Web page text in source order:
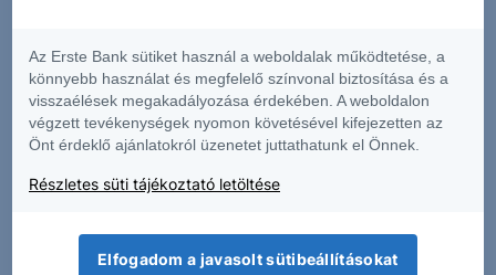
Forintgyengülés: EUR/HUF -
2026/54 - napi
Az elmúlt időszakban a várt esés nem érkezett meg,
az esés utáni emelkedésre vonatkozó elsődleges
további éles...
Az Erste Bank sütiket használ a weboldalak működtetése, a
könnyebb használat és megfelelő színvonal biztosítása és a
visszaélések megakadályozása érdekében. A weboldalon
végzett tevékenységek nyomon követésével kifejezetten az
Önt érdeklő ajánlatokról üzenetet juttathatunk el Önnek.
Részletes süti tájékoztató letöltése
Elfogadom a javasolt sütibeállításokat